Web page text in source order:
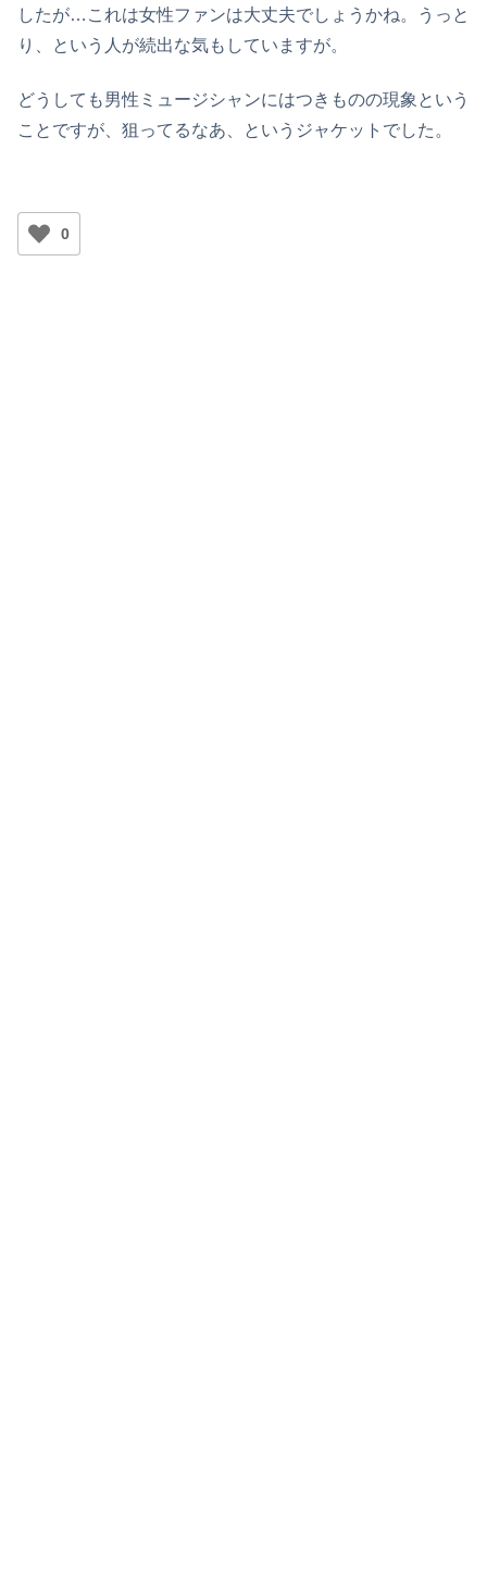
したが…これは女性ファンは大丈夫でしょうかね。うっと
り、という人が続出な気もしていますが。
どうしても男性ミュージシャンにはつきものの現象という
ことですが、狙ってるなあ、というジャケットでした。
0